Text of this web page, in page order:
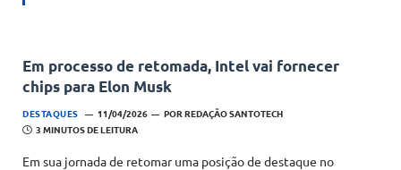
Em processo de retomada, Intel vai fornecer
chips para Elon Musk
DESTAQUES 11/04/2026 PORREDAÇÃO SANTOTECH
3 MINUTOS DE LEITURA
Em sua jornada de retomar uma posição de destaque no